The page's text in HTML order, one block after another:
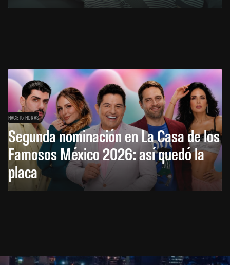
HACE 15 HORAS
Segunda nominación en La Casa de los
Famosos México 2026: así quedó la
placa